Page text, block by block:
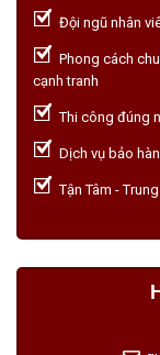
Đội ngũ nhân
Phong cách
cạnh tranh
Thi công đúng
Dịch vụ bảo
Tận Tâm -